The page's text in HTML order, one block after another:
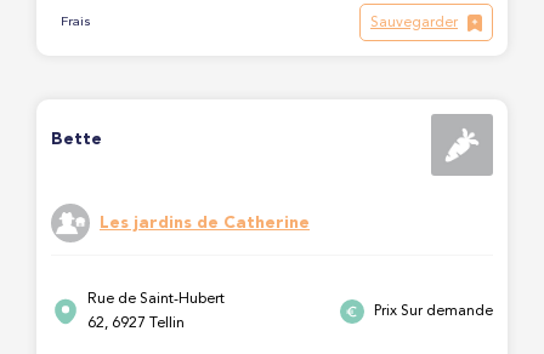
Frais Sauvegarder
Bette
Les jardins de Catherine
Rue de Saint-Hubert
62, 6927 Tellin
Prix Sur demande